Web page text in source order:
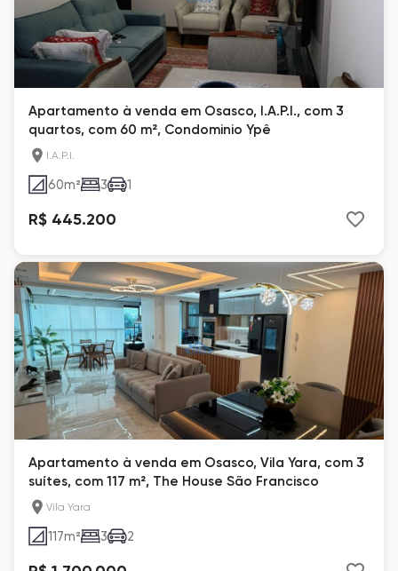
Apartamento à venda em Osasco, I.A.P.I., com 3
quartos, com 60 m², Condominio Ypê
I.A.P.I.
60m² 3 1
R$ 445.200
Apartamento à venda em Osasco, Vila Yara, com 3
suítes, com 117 m², The House São Francisco
Vila Yara
117m² 3 2